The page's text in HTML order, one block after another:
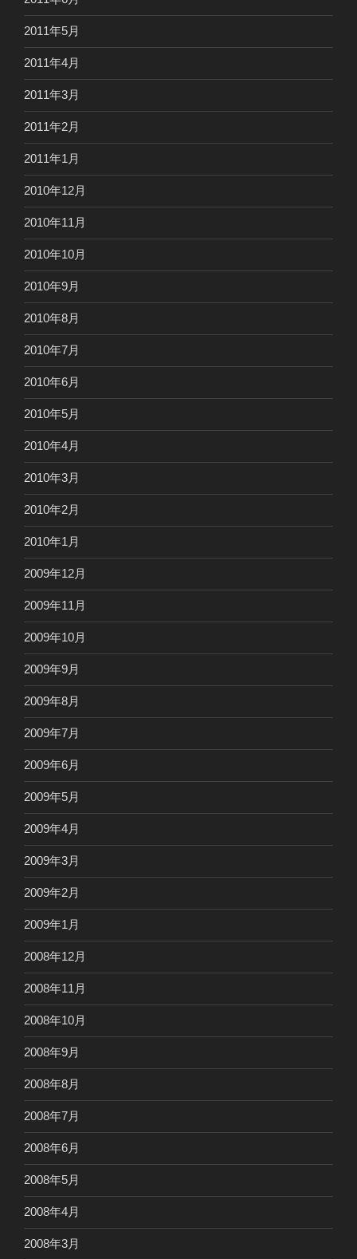
2011年5月
2011年4月
2011年3月
2011年2月
2011年1月
2010年12月
2010年11月
2010年10月
2010年9月
2010年8月
2010年7月
2010年6月
2010年5月
2010年4月
2010年3月
2010年2月
2010年1月
2009年12月
2009年11月
2009年10月
2009年9月
2009年8月
2009年7月
2009年6月
2009年5月
2009年4月
2009年3月
2009年2月
2009年1月
2008年12月
2008年11月
2008年10月
2008年9月
2008年8月
2008年7月
2008年6月
2008年5月
2008年4月
2008年3月